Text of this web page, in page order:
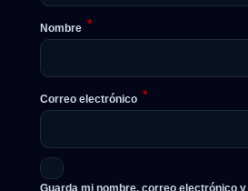
Nombre *
Correo electrónico *
Guarda mi nombre, correo electrónico